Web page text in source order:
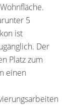
5
ist
Der
Platz zum
einen